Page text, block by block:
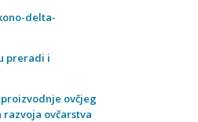
delta-
preradi i
ovčjeg
ovčarstva